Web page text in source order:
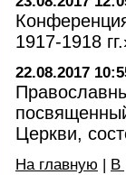
1917-1918
22.08.2017
Церкви,
На главную В